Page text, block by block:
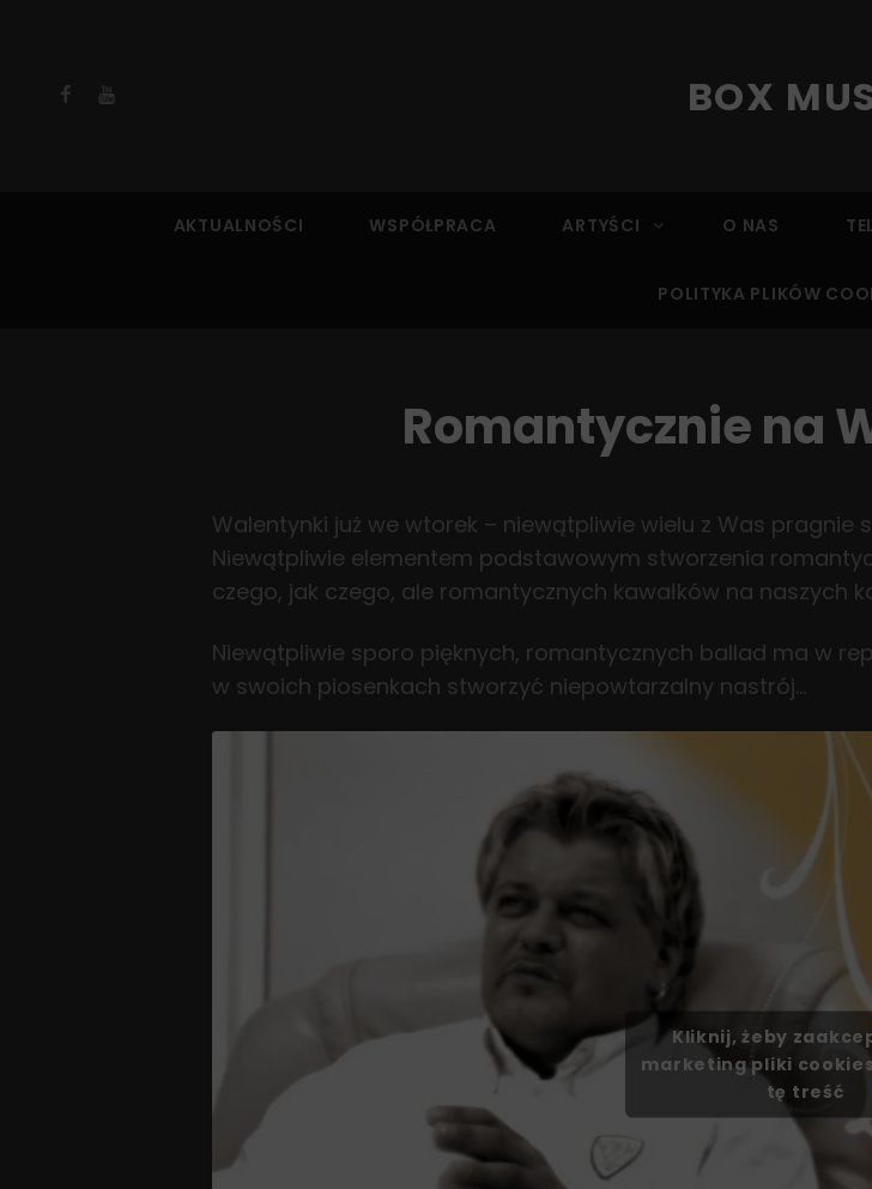
Facebook
YouTube BOX
AKTUALNOŚCI WSPÓŁPRACA ARTYŚCI O NAS
POLITYKA PLIKÓW
Romantycznie na
Walentynki już we wtorek – niewątpliwie wielu z Was
Niewątpliwie elementem podstawowym stworzenia
czego, jak czego, ale romantycznych kawałków na naszych
Niewątpliwie sporo pięknych, romantycznych ballad ma w
w swoich piosenkach stworzyć niepowtarzalny nastrój…
Kliknij, żeby
marketing pliki cookies
tę treść